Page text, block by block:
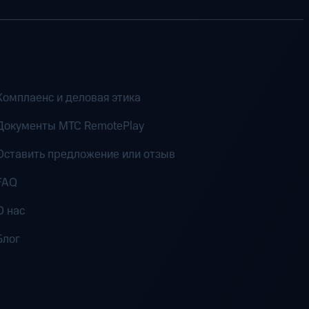
и деловая этика
MTC RemotePlay
предложение или отзыв
нас